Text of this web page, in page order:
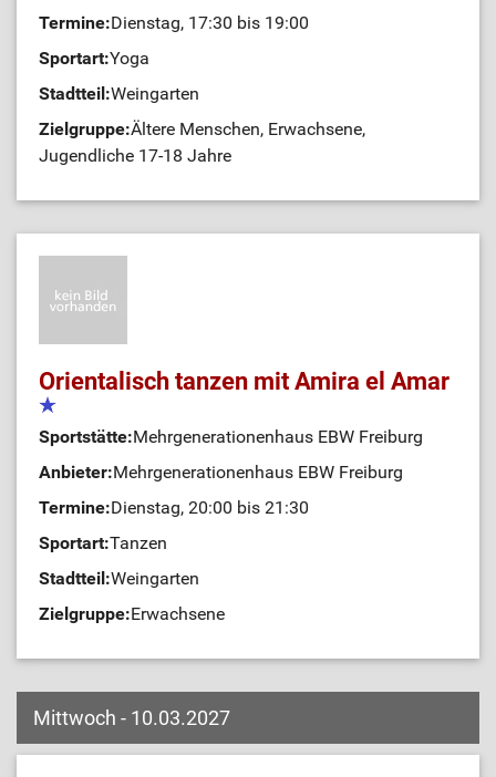
Termine:Dienstag, 17:30 bis 19:00
Sportart:Yoga
Stadtteil:Weingarten
Zielgruppe:Ältere Menschen, Erwachsene,
Jugendliche 17-18 Jahre
Orientalisch tanzen mit Amira el Amar
Sportstätte:Mehrgenerationenhaus EBW Freiburg
Anbieter:Mehrgenerationenhaus EBW Freiburg
Termine:Dienstag, 20:00 bis 21:30
Sportart:Tanzen
Stadtteil:Weingarten
Zielgruppe:Erwachsene
Mittwoch - 10.03.2027